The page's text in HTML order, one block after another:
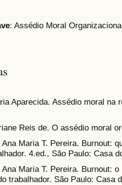
: Assédio Moral
Aparecida. Assédio moral na
Reis de. O assédio moral
Maria T. Pereira. Burnout:
4.ed., São Paulo: Casa
Ana Maria T. Pereira. Burnout:
trabalhador. São Paulo: Casa